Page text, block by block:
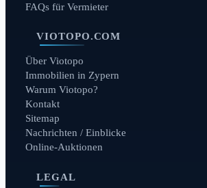
FAQs für Vermieter
VIOTOPO.COM
Über Viotopo
Immobilien in Zypern
Warum Viotopo?
Kontakt
Sitemap
Nachrichten / Einblicke
Online-Auktionen
LEGAL